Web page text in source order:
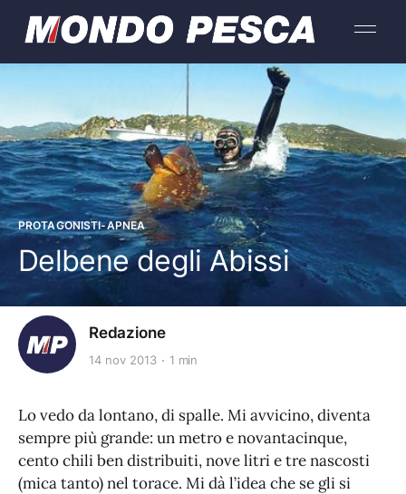
PROTAGONISTI-APNEA
Delbene degli Abissi
Redazione
14 nov 2013 1 min
Lo vedo da lontano, di spalle. Mi avvicino, diventa
sempre più grande: un metro e novantacinque,
cento chili ben distribuiti, nove litri e tre nascosti
(mica tanto) nel torace. Mi dà l’idea che se gli si